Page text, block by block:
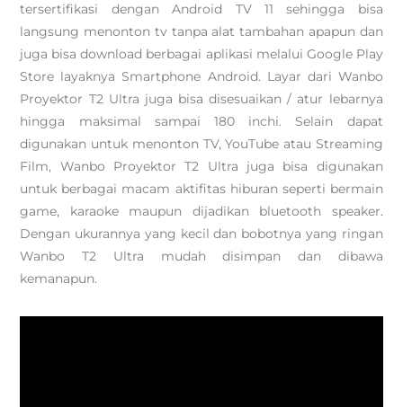
tersertifikasi dengan Android TV 11 sehingga bisa
langsung menonton tv tanpa alat tambahan apapun dan
juga bisa download berbagai aplikasi melalui Google Play
Store layaknya Smartphone Android. Layar dari Wanbo
Proyektor T2 Ultra juga bisa disesuaikan / atur lebarnya
hingga maksimal sampai 180 inchi. Selain dapat
digunakan untuk menonton TV, YouTube atau Streaming
Film, Wanbo Proyektor T2 Ultra juga bisa digunakan
untuk berbagai macam aktifitas hiburan seperti bermain
game, karaoke maupun dijadikan bluetooth speaker.
Dengan ukurannya yang kecil dan bobotnya yang ringan
Wanbo T2 Ultra mudah disimpan dan dibawa
kemanapun.